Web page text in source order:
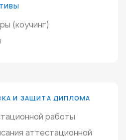
(коучинг)
И ЗАЩИТА ДИПЛОМА
работы
аттестационной